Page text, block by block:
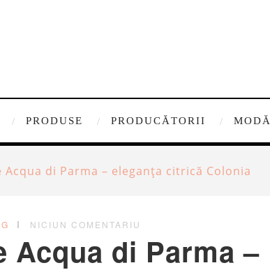
PRODUSE PRODUCĂTORII MODĂ
Acqua di Parma – eleganța citrică Colonia
NICIUN COMENTARIU
Acqua di Parma –